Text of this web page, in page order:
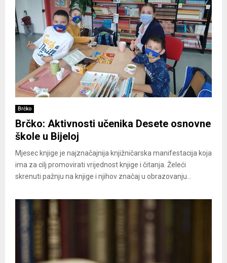
Brčko
Brčko: Aktivnosti učenika Desete osnovne
škole u Bijeloj
Mjesec knjige je najznačajnija knjižničarska manifestacija koja
ima za cilj promovirati vrijednost knjige i čitanja. Želeći
skrenuti pažnju na knjige i njihov značaj u obrazovanju...